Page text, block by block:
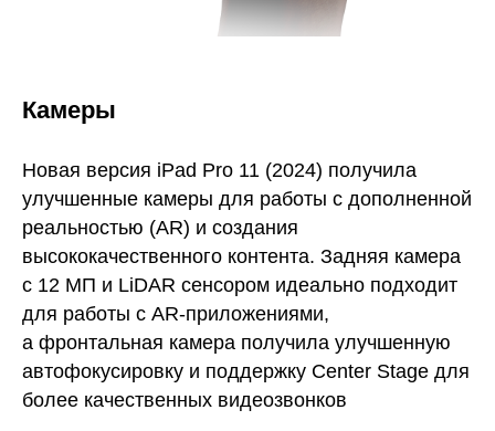
Камеры
Новая версия iPad Pro 11 (2024) получила
улучшенные камеры для работы с дополненной
реальностью (AR) и создания
высококачественного контента. Задняя камера
с 12 МП и LiDAR сенсором идеально подходит
для работы с AR-приложениями,
а фронтальная камера получила улучшенную
автофокусировку и поддержку Center Stage для
более качественных видеозвонков